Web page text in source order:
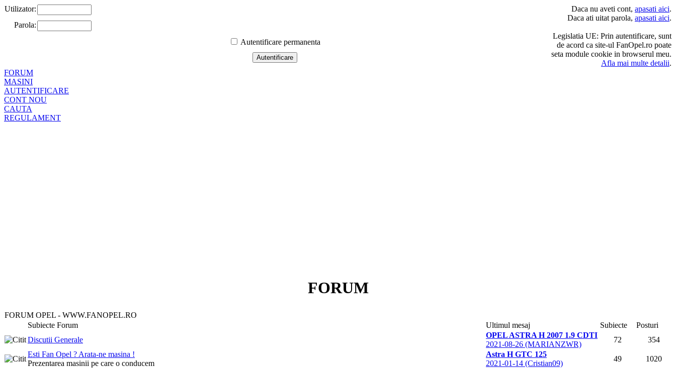
Utilizator: Daca nu aveti cont, apasati aici.
Daca ati uitat parola, apasati aici.
Legislatia UE: Prin autentificare, sunt
de acord ca site-ul FanOpel.ro poate
seta module cookie in browserul meu.
Afla mai multe detalii.
Parola:
Autentificare permanenta
FORUM
MASINI
AUTENTIFICARE
CONT NOU
CAUTA
REGULAMENT
FORUM
FORUM OPEL - WWW.FANOPEL.RO
Subiecte Forum
Ultimul mesaj Subiecte
Posturi
Discutii Generale
OPEL ASTRA H 2007 1.9 CDTI
2021-08-26 (MARIANZWR)
72
354
Esti Fan Opel ? Arata-ne masina !
Prezentarea masinii pe care o conducem
Astra H GTC 125
2021-01-14 (Cristian09)
49
1020